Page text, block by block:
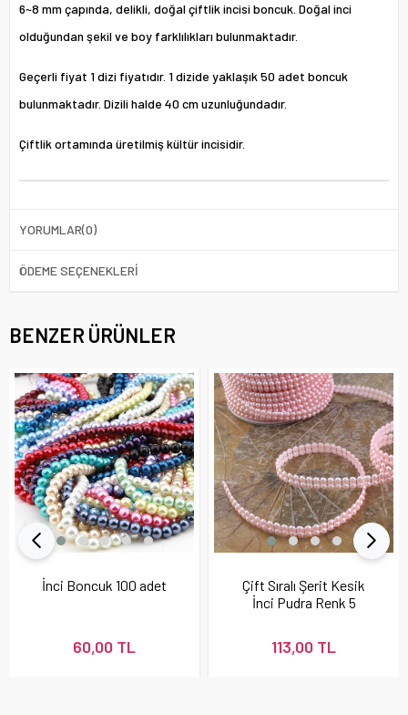
6~8 mm çapında, delikli, doğal çiftlik incisi boncuk. Doğal inci
olduğundan şekil ve boy farklılıkları bulunmaktadır.
Geçerli fiyat 1 dizi fiyatıdır. 1 dizide yaklaşık 50 adet boncuk
bulunmaktadır. Dizili halde 40 cm uzunluğundadır.
Çiftlik ortamında üretilmiş kültür incisidir.
YORUMLAR(0)
ÖDEME SEÇENEKLERI
BENZER ÜRÜNLER
İnci Boncuk 100 adet
60,00 TL
Çift Sıralı Şerit Kesik
İnci Pudra Renk 5
113,00 TL